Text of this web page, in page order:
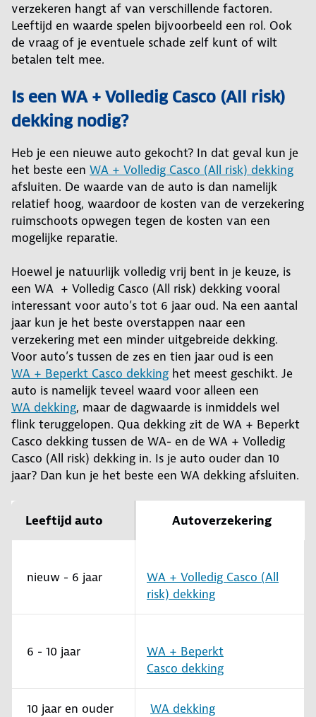
verzekeren hangt af van verschillende factoren.
Leeftijd en waarde spelen bijvoorbeeld een rol. Ook
de vraag of je eventuele schade zelf kunt of wilt
betalen telt mee.
Is een WA + Volledig Casco (All risk)
dekking nodig?
Heb je een nieuwe auto gekocht? In dat geval kun je
het beste een WA + Volledig Casco (All risk) dekking
afsluiten. De waarde van de auto is dan namelijk
relatief hoog, waardoor de kosten van de verzekering
ruimschoots opwegen tegen de kosten van een
mogelijke reparatie.
Hoewel je natuurlijk volledig vrij bent in je keuze, is
een WA + Volledig Casco (All risk) dekking vooral
interessant voor auto’s tot 6 jaar oud. Na een aantal
jaar kun je het beste overstappen naar een
verzekering met een minder uitgebreide dekking.
Voor auto’s tussen de zes en tien jaar oud is een
WA + Beperkt Casco dekking het meest geschikt. Je
auto is namelijk teveel waard voor alleen een
WA dekking, maar de dagwaarde is inmiddels wel
flink teruggelopen. Qua dekking zit de WA + Beperkt
Casco dekking tussen de WA- en de WA + Volledig
Casco (All risk) dekking in. Is je auto ouder dan 10
jaar? Dan kun je het beste een WA dekking afsluiten.
Leeftijd auto Autoverzekering
nieuw - 6 jaar
WA + Volledig Casco (All
risk) dekking
6 - 10 jaar
WA + Beperkt
Casco dekking
10 jaar en ouder WA dekking